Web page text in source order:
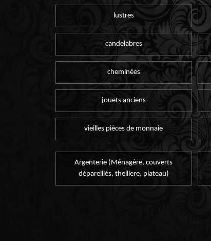
lustres
candelabres
cheminées
jouets anciens
vieilles pièces de monnaie
Argenterie (Ménagère, couverts
dépareillés, theillere, plateau)